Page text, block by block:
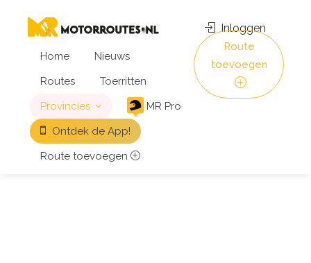
Home
Nieuws
Routes
Toerritten
Provincies
MR Pro
Ontdek de App!
Route toevoegen
Inloggen
Route
toevoegen